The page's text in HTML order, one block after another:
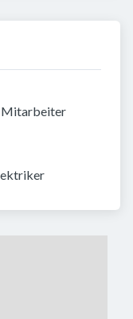
Mitarbeiter